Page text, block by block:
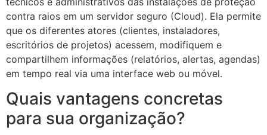
contra raios em um servidor seguro (Cloud). Ela permite
que os diferentes atores (clientes, instaladores,
escritórios de projetos) acessem, modifiquem e
compartilhem informações (relatórios, alertas, agendas)
em tempo real via uma interface web ou móvel.
Quais vantagens concretas
para sua organização?